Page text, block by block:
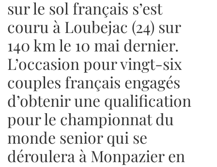
sur le sol français s’est
couru à Loubejac (24) sur
140 km le 10 mai dernier.
L’occasion pour vingt-six
couples français engagés
d’obtenir une qualification
pour le championnat du
monde senior qui se
déroulera à Monpazier en